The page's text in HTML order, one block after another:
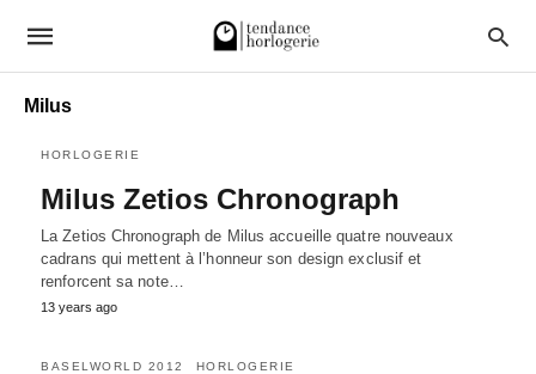
Milus
HORLOGERIE
Milus Zetios Chronograph
La Zetios Chronograph de Milus accueille quatre nouveaux
cadrans qui mettent à l’honneur son design exclusif et
renforcent sa note…
13 years ago
BASELWORLD 2012 HORLOGERIE